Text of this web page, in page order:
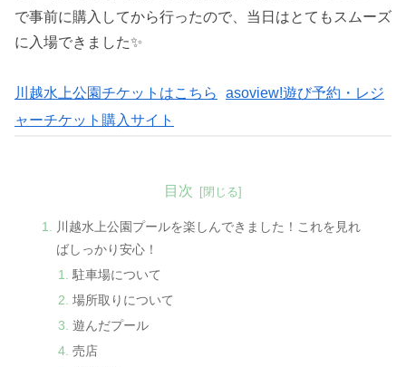
で事前に購入してから行ったので、当日はとてもスムーズ
に入場できました✨
川越水上公園チケットはこちら
asoview!遊び予約・レジ
ャーチケット購入サイト
目次
川越水上公園プールを楽しんできました！これを見れ
ばしっかり安心！
駐車場について
場所取りについて
遊んだプール
売店